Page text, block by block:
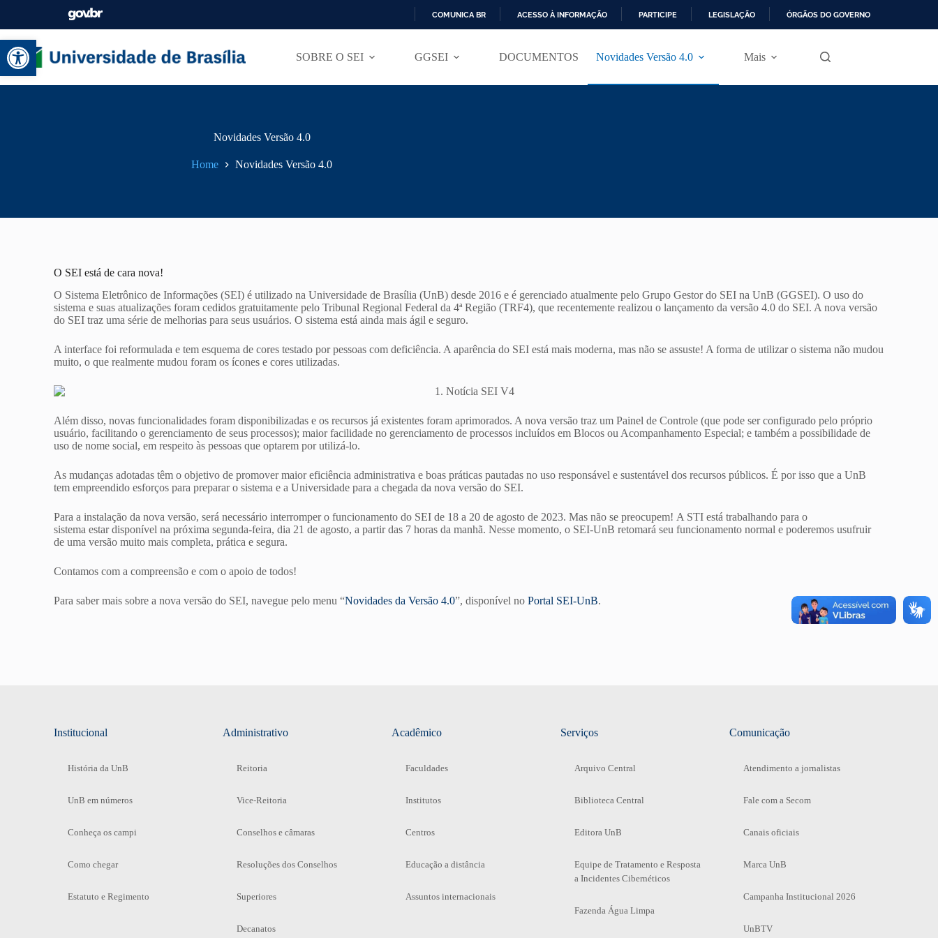
Abrir a barra de ferramentas
R
COMUNICA BR ACESSO À INFORMAÇÃO PARTICIPE LEGISLAÇÃO ÓRGÃOS DO GOVERNO
SOBRE O SEI GGSEI DOCUMENTOS Novidades Versão 4.0 Mais
Novidades Versão 4.0
Home Novidades Versão 4.0
O SEI está de cara nova!
O Sistema Eletrônico de Informações (SEI) é utilizado na Universidade de Brasília (UnB) desde 2016 e é gerenciado atualmente pelo Grupo Gestor do SEI na UnB (GGSEI). O uso do
sistema e suas atualizações foram cedidos gratuitamente pelo Tribunal Regional Federal da 4ª Região (TRF4), que recentemente realizou o lançamento da versão 4.0 do SEI. A nova versão
do SEI traz uma série de melhorias para seus usuários. O sistema está ainda mais ágil e seguro.
A interface foi reformulada e tem esquema de cores testado por pessoas com deficiência. A aparência do SEI está mais moderna, mas não se assuste! A forma de utilizar o sistema não mudou
muito, o que realmente mudou foram os ícones e cores utilizadas.
Além disso, novas funcionalidades foram disponibilizadas e os recursos já existentes foram aprimorados. A nova versão traz um Painel de Controle (que pode ser configurado pelo próprio
usuário, facilitando o gerenciamento de seus processos); maior facilidade no gerenciamento de processos incluídos em Blocos ou Acompanhamento Especial; e também a possibilidade de
uso de nome social, em respeito às pessoas que optarem por utilizá-lo.
As mudanças adotadas têm o objetivo de promover maior eficiência administrativa e boas práticas pautadas no uso responsável e sustentável dos recursos públicos. É por isso que a UnB
tem empreendido esforços para preparar o sistema e a Universidade para a chegada da nova versão do SEI.
Para a instalação da nova versão, será necessário interromper o funcionamento do SEI de 18 a 20 de agosto de 2023. Mas não se preocupem! A STI está trabalhando para o
sistemaestardisponível na próxima segunda-feira, dia 21 de agosto, a partir das 7 horas da manhã. Nesse momento,o SEI-UnB retomará seu funcionamento normal e poderemos usufruir
de uma versão muito mais completa, prática e segura.
Contamos com a compreensão e com o apoio de todos!
Para saber mais sobre a nova versão do SEI, navegue pelo menu “Novidades da Versão 4.0”, disponível noPortal SEI-UnB.
Institucional
História da UnB
UnB em números
Conheça os campi
Como chegar
Estatuto e Regimento
Administrativo
Reitoria
Vice-Reitoria
Conselhos e câmaras
Resoluções dos Conselhos
Superiores
Decanatos
Acadêmico
Faculdades
Institutos
Centros
Educação a distância
Assuntos internacionais
Serviços
Arquivo Central
Biblioteca Central
Editora UnB
Equipe de Tratamento e Resposta
a Incidentes Cibernéticos
Fazenda Água Limpa
Comunicação
Atendimento a jornalistas
Fale com a Secom
Canais oficiais
Marca UnB
Campanha Institucional 2026
UnBTV